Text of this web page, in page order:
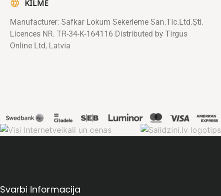
KILMĖ
Manufacturer: Safkar Lokum Sekerleme San.Tic.Ltd.Şti.
Licences NR. TR-34-K-164116 Distributed by Tirgus
Online Ltd, Latvia
Svarbi Informacija